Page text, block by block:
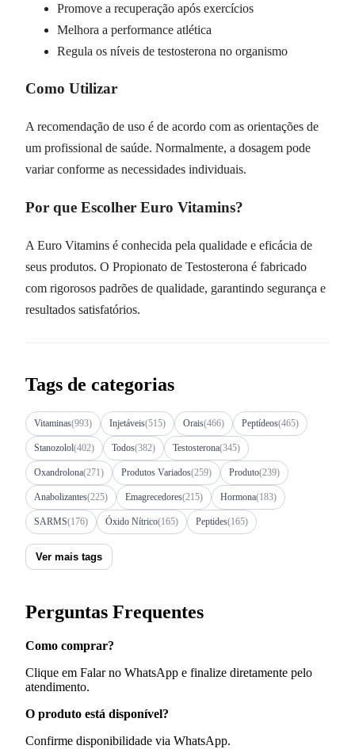
Promove a recuperação após exercícios
Melhora a performance atlética
Regula os níveis de testosterona no organismo
Como Utilizar
A recomendação de uso é de acordo com as orientações de
um profissional de saúde. Normalmente, a dosagem pode
variar conforme as necessidades individuais.
Por que Escolher Euro Vitamins?
A Euro Vitamins é conhecida pela qualidade e eficácia de
seus produtos. O Propionato de Testosterona é fabricado
com rigorosos padrões de qualidade, garantindo segurança e
resultados satisfatórios.
Tags de categorias
Vitaminas(993) Injetáveis(515) Orais(466) Peptídeos(465)
Stanozolol(402) Todos(382) Testosterona(345)
Oxandrolona(271) Produtos Variados(259) Produto(239)
Anabolizantes(225) Emagrecedores(215) Hormona(183)
SARMS(176) Óxido Nítrico(165) Peptides(165)
Ver mais tags
Perguntas Frequentes
Como comprar?
Clique em Falar no WhatsApp e finalize diretamente pelo
atendimento.
O produto está disponível?
Confirme disponibilidade via WhatsApp.